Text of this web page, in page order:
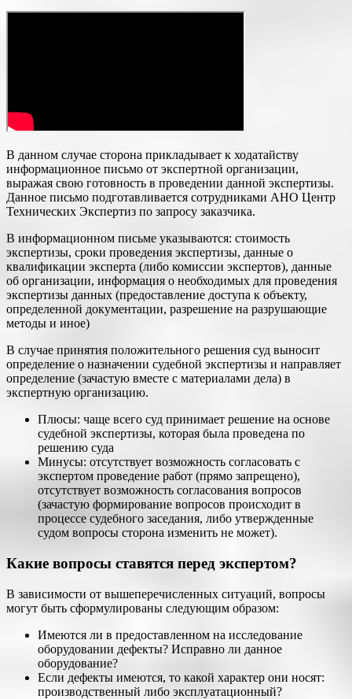
В данном случае сторона прикладывает к ходатайству
информационное письмо от экспертной организации,
выражая свою готовность в проведении данной экспертизы.
Данное письмо подготавливается сотрудниками АНО Центр
Технических Экспертиз по запросу заказчика.
В информационном письме указываются: стоимость
экспертизы, сроки проведения экспертизы, данные о
квалификации эксперта (либо комиссии экспертов), данные
об организации, информация о необходимых для проведения
экспертизы данных (предоставление доступа к объекту,
определенной документации, разрешение на разрушающие
методы и иное)
В случае принятия положительного решения суд выносит
определение о назначении судебной экспертизы и направляет
определение (зачастую вместе с материалами дела) в
экспертную организацию.
Плюсы: чаще всего суд принимает решение на основе
судебной экспертизы, которая была проведена по
решению суда
Минусы: отсутствует возможность согласовать с
экспертом проведение работ (прямо запрещено),
отсутствует возможность согласования вопросов
(зачастую формирование вопросов происходит в
процессе судебного заседания, либо утвержденные
судом вопросы сторона изменить не может).
Какие вопросы ставятся перед экспертом?
В зависимости от вышеперечисленных ситуаций, вопросы
могут быть сформулированы следующим образом:
Имеются ли в предоставленном на исследование
оборудовании дефекты? Исправно ли данное
оборудование?
Если дефекты имеются, то какой характер они носят:
производственный либо эксплуатационный?